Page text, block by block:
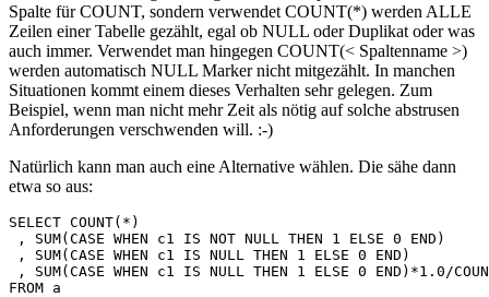
Spalte für COUNT, sondern verwendet COUNT(*) werden ALLE
Zeilen einer Tabelle gezählt, egal ob NULL oder Duplikat oder was
auch immer. Verwendet man hingegen COUNT(< Spaltenname >)
werden automatisch NULL Marker nicht mitgezählt. In manchen
Situationen kommt einem dieses Verhalten sehr gelegen. Zum
Beispiel, wenn man nicht mehr Zeit als nötig auf solche abstrusen
Anforderungen verschwenden will. :-)
Natürlich kann man auch eine Alternative wählen. Die sähe dann
etwa so aus:
SELECT COUNT(*)
, SUM(CASE WHEN c1 IS NOT NULL THEN 1 ELSE 0 END)
, SUM(CASE WHEN c1 IS NULL THEN 1 ELSE 0 END)
, SUM(CASE WHEN c1 IS NULL THEN 1 ELSE 0 END)*1.0/
FROM a